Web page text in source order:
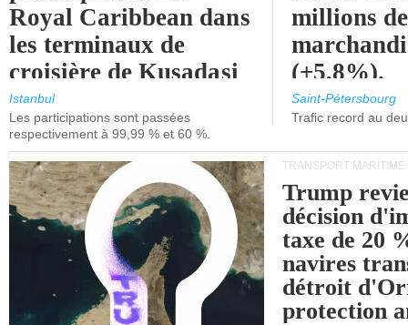
Royal Caribbean dans
les terminaux de
croisière de Kusadasi
et de Lisbonne.
Istanbul
Les participations sont passées
respectivement à 99,99 % et 60 %.
millions
(+5,8%).
Saint-Pétersbourg
Trafic record au
TRANSPORT MARITIME
Trump
décision
taxe de 20
navires
détroit
protection